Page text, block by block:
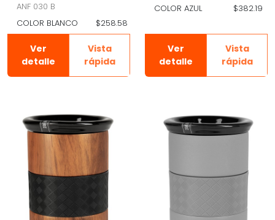
ANF 030 B
COLOR BLANCO
$258.58
Ver
detalle
Vista
rápida
COLOR AZUL
$382.19
Ver
detalle
Vista
rápida